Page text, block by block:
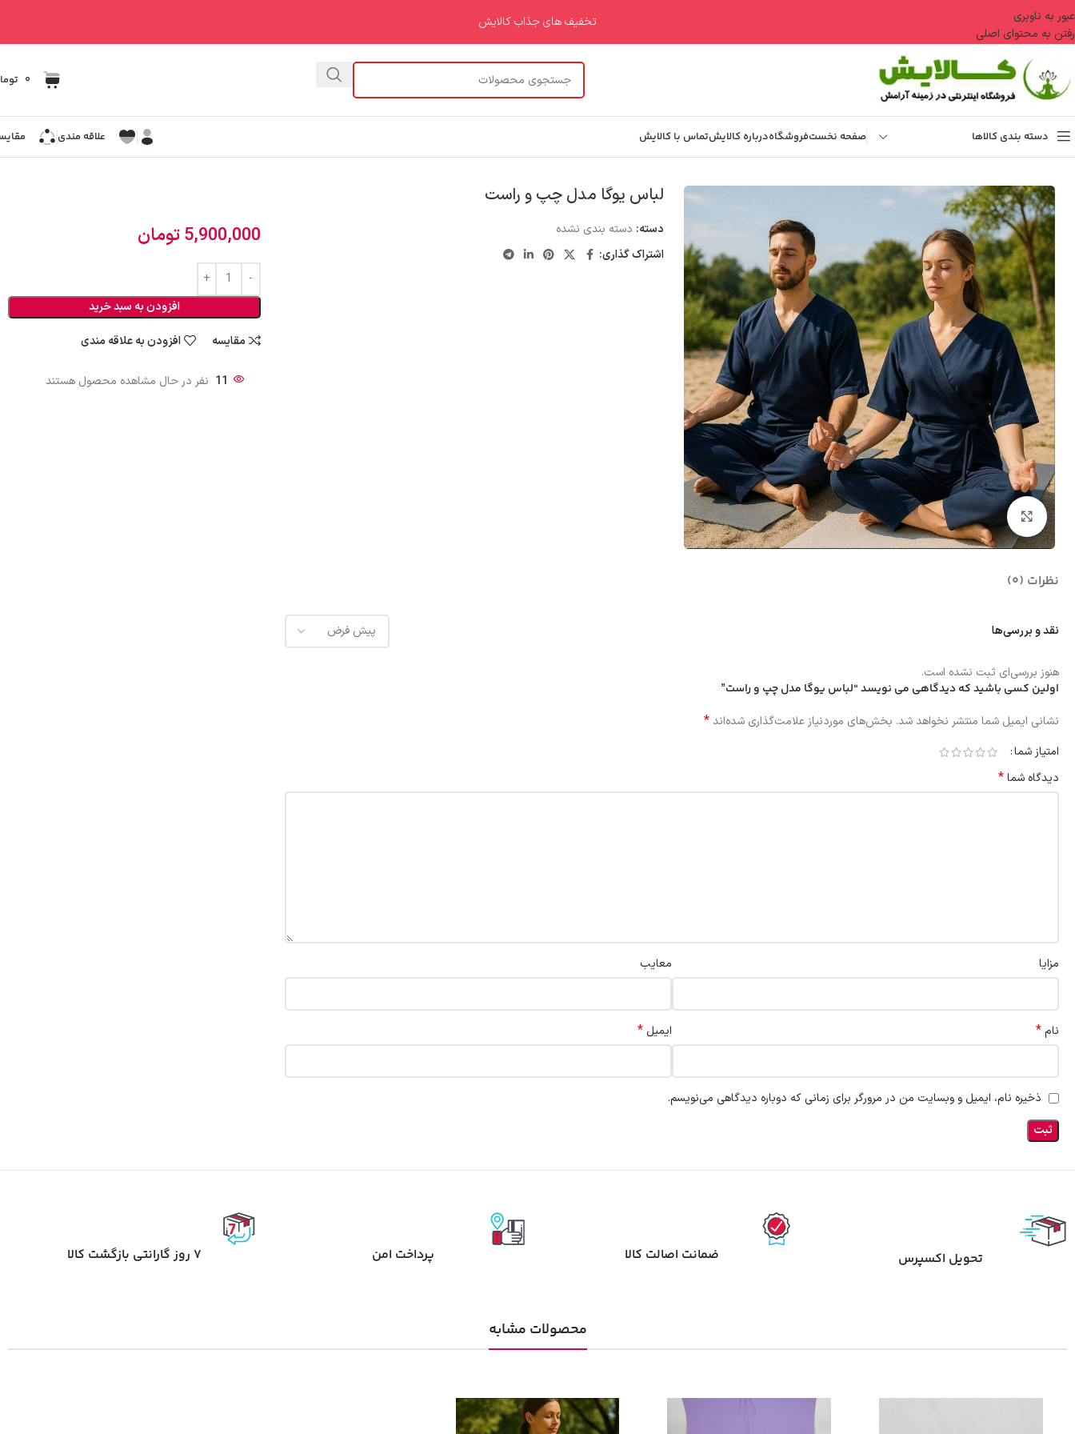
عبور به ناوبری
رفتن به محتوای اصلی
تخفیف های جذاب کالایش
0
دسته بندی کالاها
آروماتراپی
عود آبشاری
عود هگزا
جا عودی
عود دست ساز
کاسه تبتیتسبیح رودراکشا
شمع ارگانیک
صفحه نخستفروشگاهدرباره کالایشتماس با کالایش علاقه مندی
بزرگنمایی تصویر
لباس یوگا مدل چپ و راست
دسته: دسته بندی نشده
اشتراک گذاری:
نظرات (0)
نقد و بررسی‌ها
هنوز بررسی‌ای ثبت نشده است.
اولین کسی باشید که دیدگاهی می نویسد “لباس یوگا مدل چپ و راست”
نشانی ایمیل شما منتشر نخواهد شد. بخش‌های موردنیاز علامت‌گذاری شده‌اند*
امتیاز شما
دیدگاه شما*
مزایا معایب
نام* ایمیل *
ذخیره نام، ایمیل و وبسایت من در مرورگر برای زمانی که دوباره دیدگاهی می‌نویسم.
5,900,000تومان
افزودن به سبد خرید
مقایسه افزودن به علاقه مندی
11 نفر در حال مشاهده محصول هستند
تحویل اکسپرس ضمانت اصالت کالا پرداخت امن 7 روز گارانتی بازگشت کالا
محصولات مشابه